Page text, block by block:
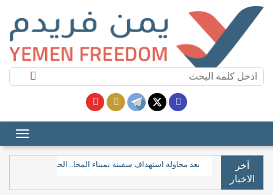
آخر
الاخبار
بعد محاولة استهداف سفينة بميناء المخا.. الحكومة تدعو